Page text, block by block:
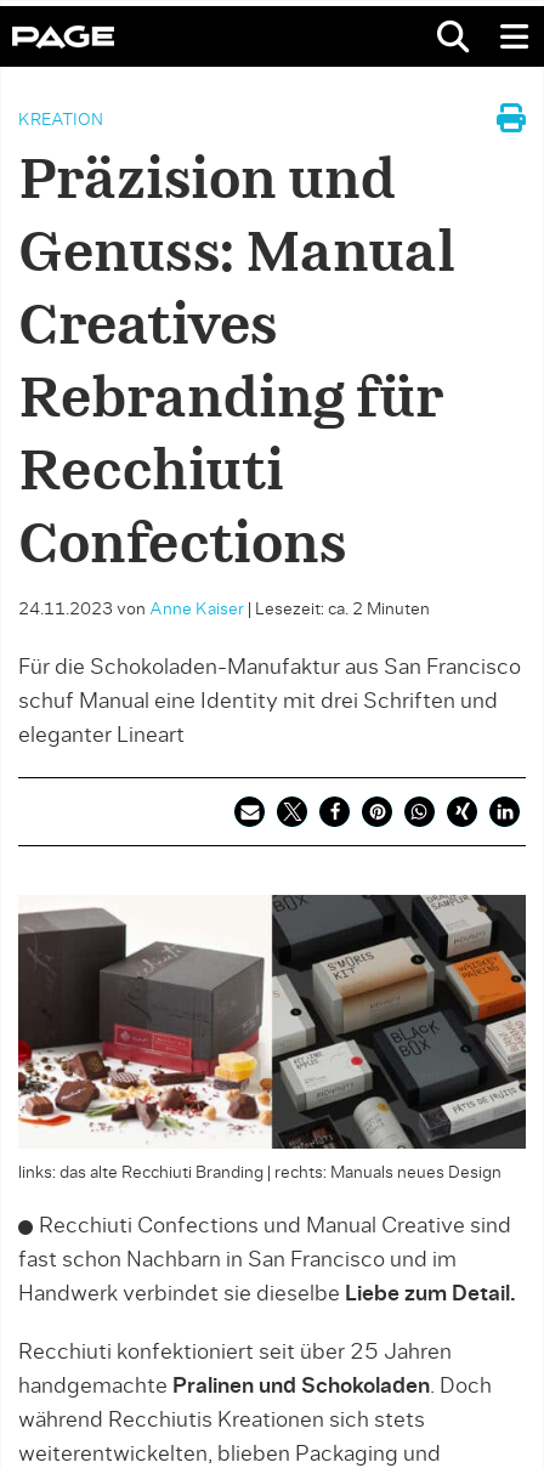
KREATION
Präzision und
Genuss: Manual
Creatives
Rebranding für
Recchiuti
Confections
24.11.2023 von Anne Kaiser Lesezeit: ca. 2 Minuten
Für die Schokoladen-Manufaktur aus San Francisco
schuf Manual eine Identity mit drei Schriften und
eleganter Lineart
links: das alte Recchiuti Branding | rechts: Manuals neues Design
Recchiuti Confections und Manual Creative sind
fast schon Nachbarn in San Francisco und im
Handwerk verbindet sie dieselbe Liebe zum Detail.
Recchiuti konfektioniert seit über 25 Jahren
handgemachte Pralinen und Schokoladen. Doch
während Recchiutis Kreationen sich stets
weiterentwickelten, blieben Packaging und